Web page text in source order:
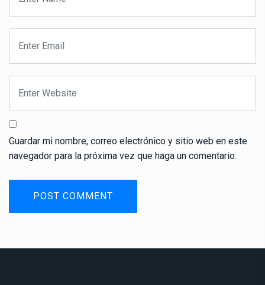
Guardar mi nombre, correo electrónico y sitio web en este
navegador para la próxima vez que haga un comentario.